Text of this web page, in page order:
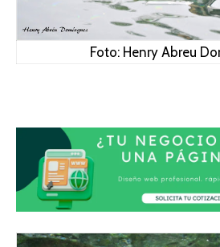
Foto: Henry Abreu